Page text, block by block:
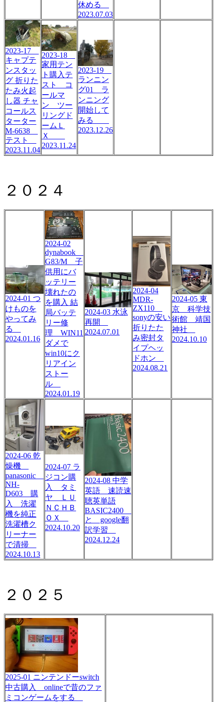
休める
2023.07.03
2023-17
キャプテ
ンスタッ
グ 折りた
たみ火起
し器 チャ
コールス
ターター
M-6638
テスト
2023.11.04
2023-18
家用テン
ト購入テ
スト コ
ールマ
ン ツー
リングド
ームＬ
Ｘ
2023.11.24
2023-19
ランニン
グ01 ラ
ンニング
開始して
みる
2023.12.26
２０２４
2024-01 つ
けものを
やってみ
る
2024.01.16
2024-02
dynabook
G83/M 子
供用にバ
ッテリー
壊れたの
を購入 結
局バッテ
リー修
理 WIN11
ダメで
win10にク
リアイン
ストー
ル
2024.01.19
2024-03 水泳
再開
2024.07.01
2024-04
MDR-
ZX110
sonyの安い
折りたた
み密封タ
イプヘッ
ドホン
2024.08.21
2024-05 東
京 科学技
術館 靖国
神社
2024.10.10
2024-06 乾
燥機
panasonic
NH-
D603 購
入 洗濯
機を純正
洗濯槽ク
リーナー
で清掃
2024.10.13
2024-07 ラ
ジコン購
入 タミ
ヤ ＬＵ
ＮＣＨＢ
ＯＸ
2024.10.20
2024-08 中学
英語 速読速
聴英単語
BASIC2400
と google翻
訳学習
2024.12.24
２０２５
2025-01 ニンテンドーswitch
中古購入 onlineで昔のファ
ミコンゲームをする